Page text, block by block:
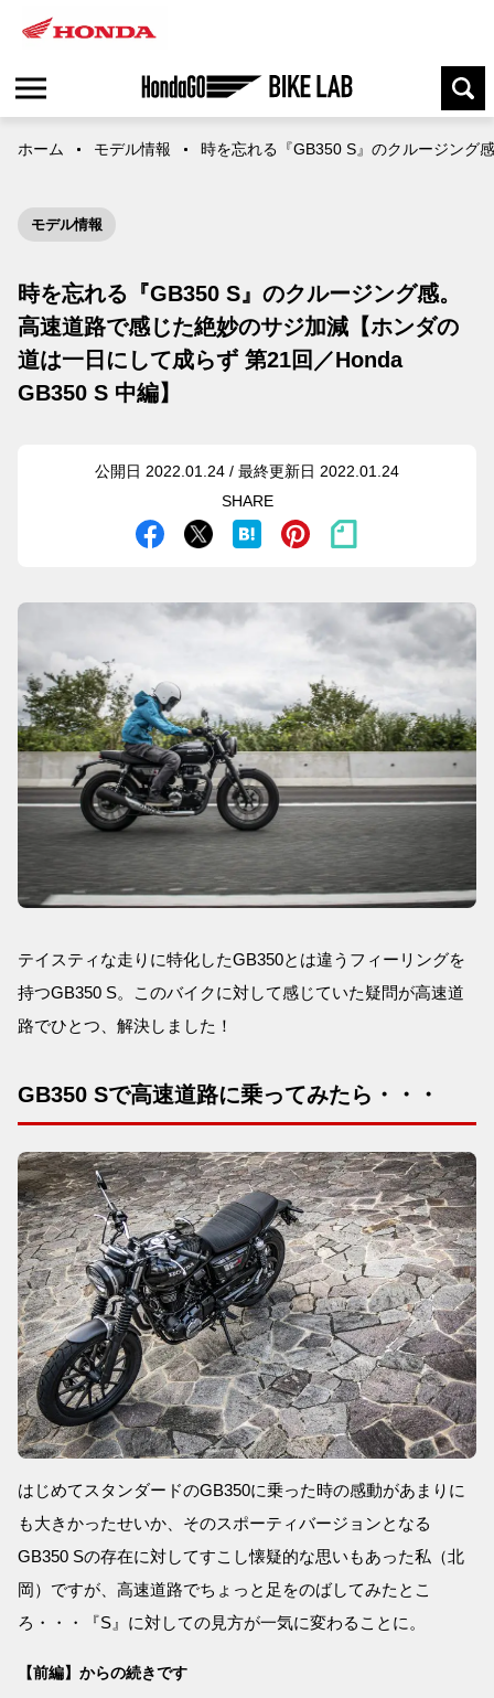
ホーム モデル情報 時を忘れる『GB350 S』のクルージング
モデル情報
時を忘れる『GB350 S』のクルージング感。
高速道路で感じた絶妙のサジ加減【ホンダの
道は一日にして成らず 第21回／Honda
GB350 S 中編】
公開日 2022.01.24 / 最終更新日 2022.01.24
SHARE
テイスティな走りに特化したGB350とは違うフィーリングを
持つGB350 S。このバイクに対して感じていた疑問が高速道
路でひとつ、解決しました！
GB350 Sで高速道路に乗ってみたら・・・
はじめてスタンダードのGB350に乗った時の感動があまりに
も大きかったせいか、そのスポーティバージョンとなる
GB350 Sの存在に対してすこし懐疑的な思いもあった私（北
岡）ですが、高速道路でちょっと足をのばしてみたとこ
ろ・・・『S』に対しての見方が一気に変わることに。
【前編】からの続きです